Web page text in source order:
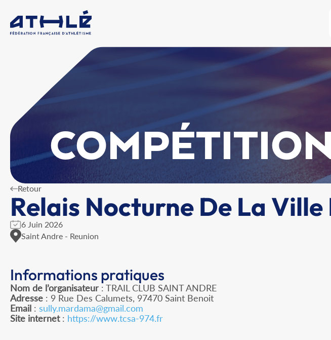
Retour
Relais Nocturne De La
6 Juin 2026
Saint Andre - Reunion
Informations pratiques
Nom de l’organisateur : TRAIL CLUB SAINT ANDRE
Adresse : 9 Rue Des Calumets, 97470 Saint Benoit
Email : sully.mardama@gmail.com
Site internet: https://www.tcsa-974.fr